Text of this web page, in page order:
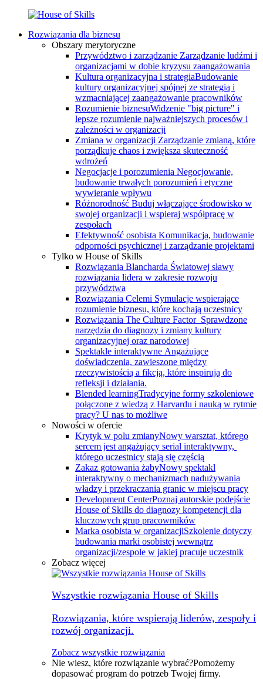
Rozwiązania dla biznesu
Obszary merytoryczne
Przywództwo i zarządzanie Zarządzanie ludźmi i
organizacjami w dobie kryzysu zaangażowania
Kultura organizacyjna i strategiaBudowanie
kultury organizacyjnej spójnej ze strategią i
wzmacniającej zaangażowanie pracowników
Rozumienie biznesuWidzenie "big picture" i
lepsze rozumienie najważniejszych procesów i
zależności w organizacji
Zmiana w organizacji Zarządzanie zmianą, które
porządkuje chaos i zwiększa skuteczność
wdrożeń
Negocjacje i porozumienia Negocjowanie,
budowanie trwałych porozumień i etyczne
wywieranie wpływu
Różnorodność Buduj włączające środowisko w
swojej organizacji i wspieraj współpracę w
zespołach
Efektywność osobista Komunikacja, budowanie
odporności psychicznej i zarządzanie projektami
Tylko w House of Skills
Rozwiązania Blancharda Światowej sławy
rozwiązania lidera w zakresie rozwoju
przywództwa
Rozwiązania Celemi Symulacje wspierające
rozumienie biznesu, które kochają uczestnicy
Rozwiązania The Culture Factor Sprawdzone
narzędzia do diagnozy i zmiany kultury
organizacyjnej oraz narodowej
Spektakle interaktywne Angażujące
doświadczenia, zawieszone między
rzeczywistością a fikcją, które inspirują do
refleksji i działania.
Blended learningTradycyjne formy szkoleniowe
połączone z wiedzą z Harvardu i nauką w rytmie
pracy? U nas to możliwe
Nowości w ofercie
Krytyk w polu zmianyNowy warsztat, którego
sercem jest angażujący serial interaktywny, ​
którego uczestnicy stają się częścią
Zakaz gotowania żabyNowy spektakl
interaktywny o mechanizmach nadużywania
władzy i przekraczania granic w miejscu pracy
Development CenterPoznaj autorskie podejście
House of Skills do diagnozy kompetencji dla
kluczowych grup pracowmików
Marka osobista w organizacjiSzkolenie dotyczy
budowania marki osobistej wewnątrz
organizacji/zespole w jakiej pracuje uczestnik
Zobacz więcej
Wszystkie rozwiązania House of Skills
Rozwiązania, które wspierają liderów, zespoły i
rozwój organizacji.
Zobacz wszystkie rozwiązania
Nie wiesz, które rozwiązanie wybrać?Pomożemy
dopasować program do potrzeb Twojej firmy.